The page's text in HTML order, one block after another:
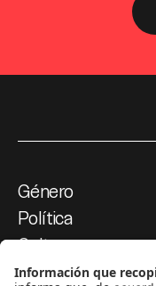
Género
Política
Cultura
Medio ambiente